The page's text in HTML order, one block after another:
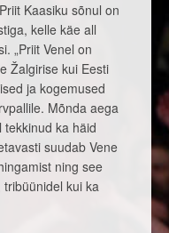
Kaasiku sõnul on
kelle käe all
„Priit Venel on
Žalgirise kui Eesti
ja kogemused
Mõnda aega
ka häid
suudab Vene
ning see
kui ka